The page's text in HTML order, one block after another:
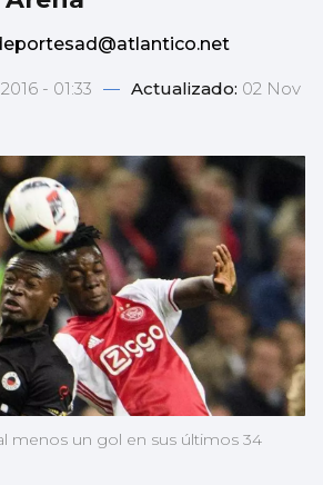
- 01:33 — Actualizado: 02 Nov
menos un gol en sus últimos 34